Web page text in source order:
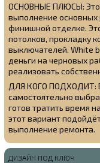
ОСНОВНЫЕ ПЛЮСЫ:
выполнение основных
финишной отделке.
потолков, прокладку
выключателей. White
деньги на черновых
реализовать
ДЛЯ КОГО ПОДХОДИТ:
самостоятельно
готов тратить время
этот вариант
выполнение ремонта.
ДИЗАЙН ПОД КЛЮЧ